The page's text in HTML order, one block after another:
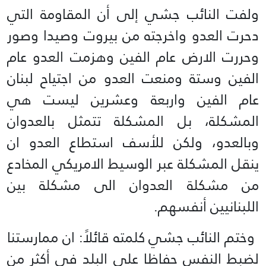
ولفت النائب جشي إلى أن المقاومة التي
دحرت العدو واخرجته من بيروت وصيدا وصور
وحررت الارض ‏عام الفين وهزمت العدو عام
الفين وستة ومنعت العدو من اجتياح لبنان
عام الفين واربعة وعشرين ليست ‏هي
المشكلة، بل المشكلة تتمثل بالعدوان
وبالعدو، ولكن للأسف استطاع العدو ان
ينقل المشكلة عبر الوسيط ‏الامريكي المخادع
من مشكلة العدوان الى مشكلة بين
اللبنانيين أنفسهم.‏
‏ وختم النائب جشي كلمته قائلاً: ان ممارستنا
لضبط النفس حفاظا على البلد في أكثر من